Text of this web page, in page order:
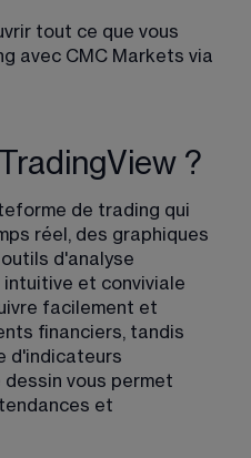
tout ce que vous
avec CMC Markets via
?
de trading qui
réel, des graphiques
d'analyse
et conviviale
facilement et
financiers, tandis
d'indicateurs
vous permet
et